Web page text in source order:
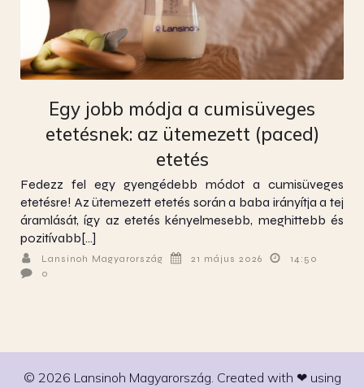
Egy jobb módja a cumisüveges
etetésnek: az ütemezett (paced)
etetés
Fedezz fel egy gyengédebb módot a cumisüveges
etetésre! Az ütemezett etetés során a baba irányítja a tej
áramlását, így az etetés kényelmesebb, meghittebb és
pozitívabb[…]
Lansinoh Magyarország 21 május 2026
14:50
0
© 2026 Lansinoh Magyarország. Created with ❤ using